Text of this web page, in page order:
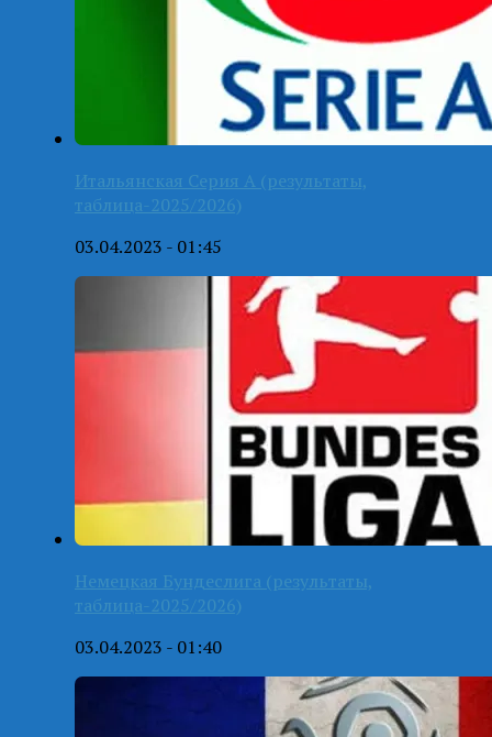
Итальянская Серия А (результаты,
таблица-2025/2026)
03.04.2023 - 01:45
Немецкая Бундеслига (результаты,
таблица-2025/2026)
03.04.2023 - 01:40